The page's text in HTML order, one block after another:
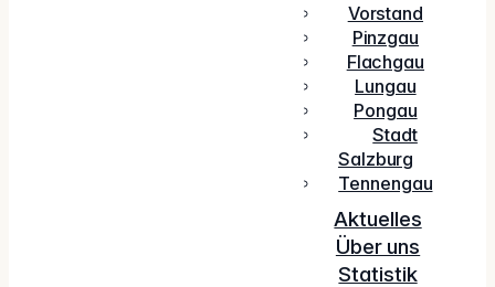
Vorstand
Pinzgau
Flachgau
Lungau
Pongau
Stadt
Salzburg
Tennengau
Aktuelles
Über uns
Statistik